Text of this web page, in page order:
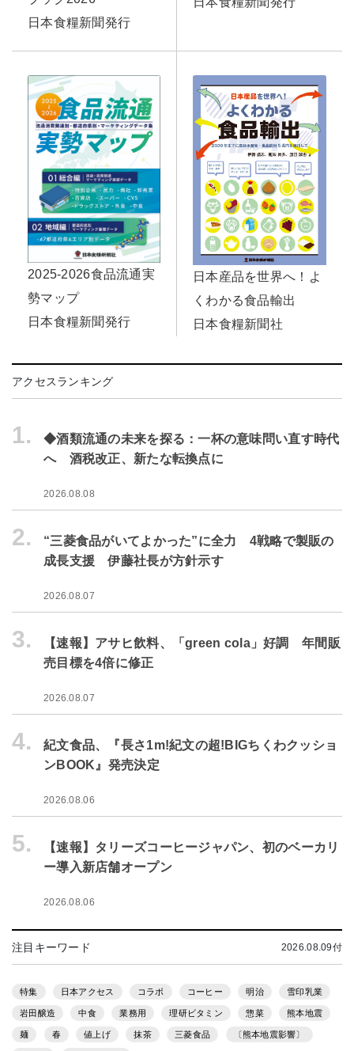
日本食糧新聞発行
2025-2026食品流通実
勢マップ
日本食糧新聞発行
日本産品を世界へ！よ
くわかる食品輸出
日本食糧新聞社
アクセスランキング
1.
◆酒類流通の未来を探る：一杯の意味問い直す時代
へ 酒税改正、新たな転換点に
2026.08.08
2.
“三菱食品がいてよかった”に全力 4戦略で製販の
成長支援 伊藤社長が方針示す
2026.08.07
3.
【速報】アサヒ飲料、「green cola」好調 年間販
売目標を4倍に修正
2026.08.07
4.
紀文食品、『長さ1m!紀文の超!BIGちくわクッショ
ンBOOK』発売決定
2026.08.06
5.
【速報】タリーズコーヒージャパン、初のベーカリ
ー導入新店舗オープン
2026.08.06
注目キーワード 2026.08.09付
特集 日本アクセス コラボ コーヒー 明治 雪印乳業
岩田醸造 中食 業務用 理研ビタミン 惣菜 熊本地震
麺 春 値上げ 抹茶 三菱食品 〔熊本地震影響〕